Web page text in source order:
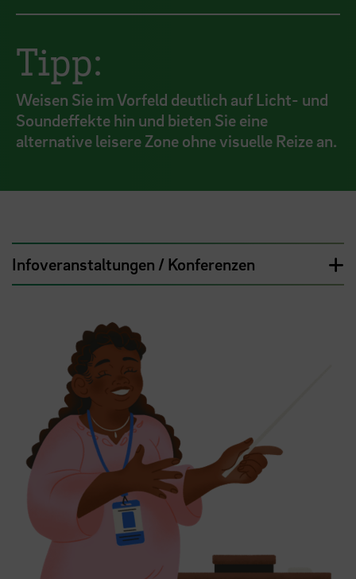
Tipp:
Weisen Sie im Vorfeld deutlich auf Licht- und
Soundeffekte hin und bieten Sie eine
alternative leisere Zone ohne visuelle Reize an.
Infoveranstaltungen / Konferenzen